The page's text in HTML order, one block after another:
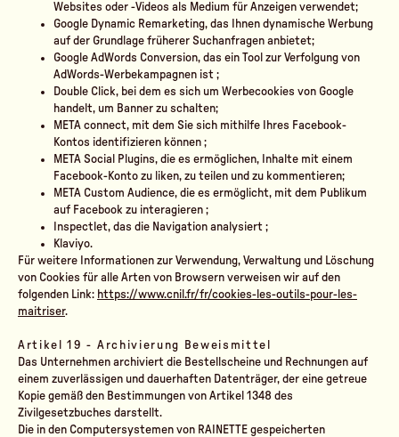
Websites oder -Videos als Medium für Anzeigen verwendet;
Google Dynamic Remarketing, das Ihnen dynamische Werbung
auf der Grundlage früherer Suchanfragen anbietet;
Google AdWords Conversion, das ein Tool zur Verfolgung von
AdWords-Werbekampagnen ist ;
Double Click, bei dem es sich um Werbecookies von Google
handelt, um Banner zu schalten;
META connect, mit dem Sie sich mithilfe Ihres Facebook-
Kontos identifizieren können ;
META Social Plugins, die es ermöglichen, Inhalte mit einem
Facebook-Konto zu liken, zu teilen und zu kommentieren;
META Custom Audience, die es ermöglicht, mit dem Publikum
auf Facebook zu interagieren ;
Inspectlet, das die Navigation analysiert ;
Klaviyo.
Für weitere Informationen zur Verwendung, Verwaltung und Löschung
von Cookies für alle Arten von Browsern verweisen wir auf den
folgenden Link: https://www.cnil.fr/fr/cookies-les-outils-pour-les-
maitriser.
Artikel 19 - Archivierung Beweismittel
Das Unternehmen archiviert die Bestellscheine und Rechnungen auf
einem zuverlässigen und dauerhaften Datenträger, der eine getreue
Kopie gemäß den Bestimmungen von Artikel 1348 des
Zivilgesetzbuches darstellt.
Die in den Computersystemen von RAINETTE gespeicherten